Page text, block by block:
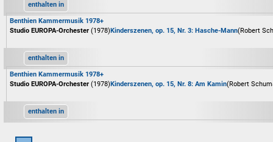
enthalten in
Benthien Kammermusik 1978+
Studio EUROPA-Orchester (1978)Kinderszenen, op. 15, Nr. 3: Hasche-Mann(Robert
enthalten in
Benthien Kammermusik 1978+
Studio EUROPA-Orchester (1978)Kinderszenen, op. 15, Nr. 8: Am Kamin(Robert
enthalten in